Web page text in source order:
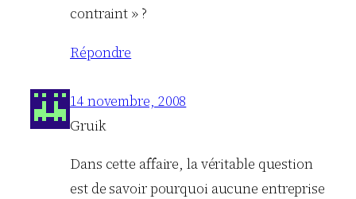
contraint » ?
Répondre
14 novembre, 2008
Gruik
Dans cette affaire, la véritable question
est de savoir pourquoi aucune entreprise